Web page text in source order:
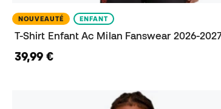
NOUVEAUTÉ ENFANT
T-Shirt Enfant Ac Milan Fanswear 2026-2027
39,99 €